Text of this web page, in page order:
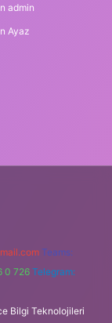
admin
Ayaz
Teams:
0 726 Telegram:
Bilgi Teknolojileri